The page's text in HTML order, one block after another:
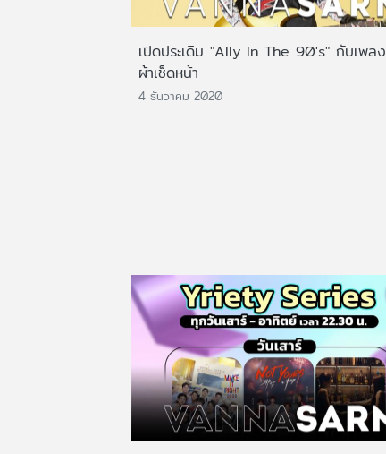
เปิดประเดิม "Ally In The 90's" กับเพลง
ผ้าเช็ดหน้า
4 ธันวาคม 2020